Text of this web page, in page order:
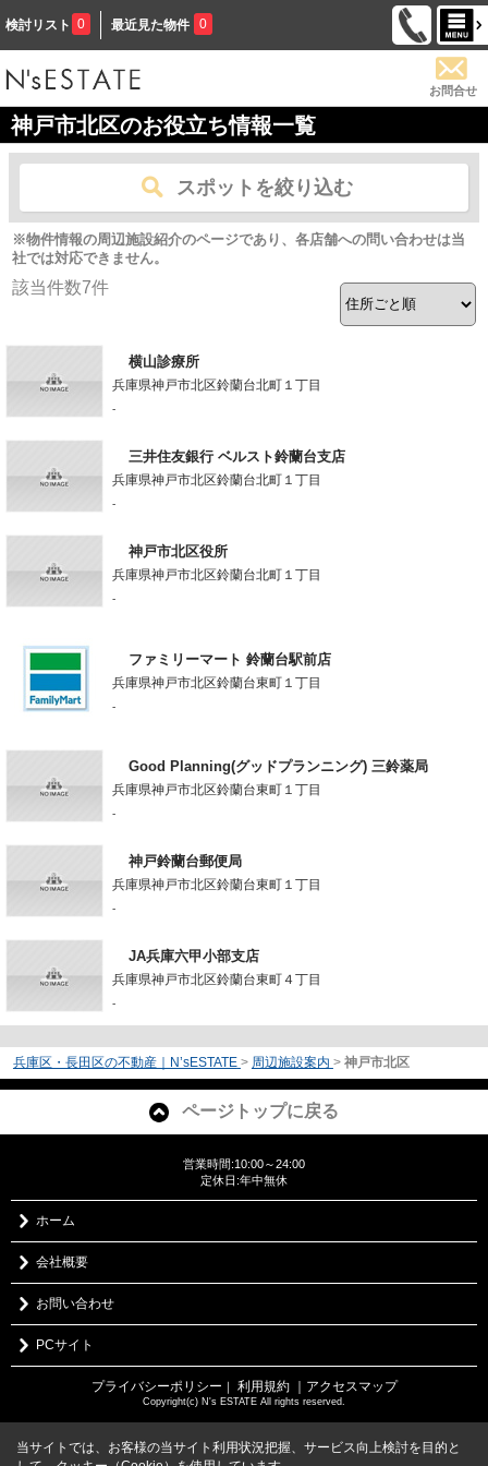
検討リスト 0 最近見た物件 0
お問合せ
神戸市北区のお役立ち情報一覧
スポットを絞り込む
※物件情報の周辺施設紹介のページであり、各店舗への問い合わせは当
社では対応できません。
該当件数7件
横山診療所
兵庫県神戸市北区鈴蘭台北町１丁目
-
三井住友銀行 ベルスト鈴蘭台支店
兵庫県神戸市北区鈴蘭台北町１丁目
-
神戸市北区役所
兵庫県神戸市北区鈴蘭台北町１丁目
-
ファミリーマート 鈴蘭台駅前店
兵庫県神戸市北区鈴蘭台東町１丁目
-
Good Planning(グッドプランニング) 三鈴薬局
兵庫県神戸市北区鈴蘭台東町１丁目
-
神戸鈴蘭台郵便局
兵庫県神戸市北区鈴蘭台東町１丁目
-
JA兵庫六甲小部支店
兵庫県神戸市北区鈴蘭台東町４丁目
-
兵庫区・長田区の不動産｜N’sESTATE > 周辺施設案内 > 神戸市北区
ページトップに戻る
営業時間:10:00～24:00
定休日:年中無休
ホーム
会社概要
お問い合わせ
PCサイト
プライバシーポリシー ｜ 利用規約 ｜アクセスマップ
Copyright(c) N's ESTATE All rights reserved.
当サイトでは、お客様の当サイト利用状況把握、サービス向上検討を目的と